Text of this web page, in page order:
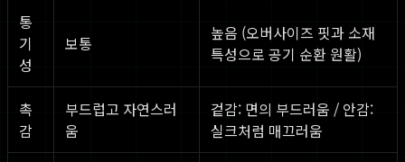
통
기
성
보통
높음 (오버사이즈 핏과 소재
특성으로 공기 순환 원활)
촉
감
부드럽고 자연스러
움
겉감: 면의 부드러움 / 안감:
실크처럼 매끄러움